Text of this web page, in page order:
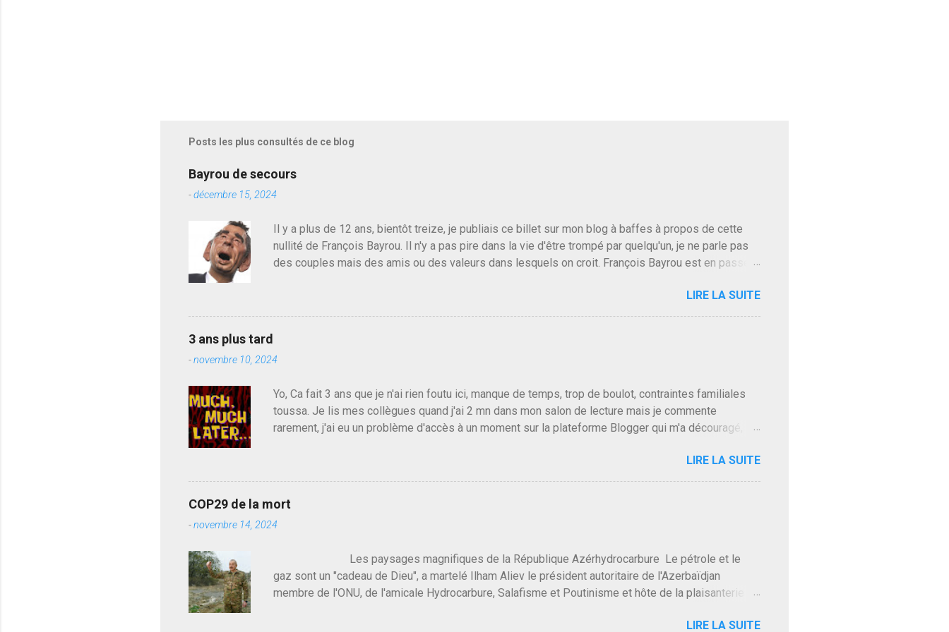
Posts les plus consultés de ce blog
Bayrou de secours
-décembre 15, 2024
Il y a plus de 12 ans, bientôt treize, je publiais ce billet sur mon blog à baffes à propos de cette
nullité de François Bayrou. Il n'y a pas pire dans la vie d'être trompé par quelqu'un, je ne parle pas
des couples mais des amis ou des valeurs dans lesquels on croit. François Bayrou est en passe
déjà le candidat de la droite molle plus proche de Sarkozy que de Hollande, sinon il serait candidat
du centre de la gauche molle mais quand on écoutait ses discours critiques presque sincères
de l'Assemblée ou du Sénat. Ou assister au débarquement des américains en Normandie. Bayrou
LIRE LA SUITE
3 ans plus tard
-novembre 10, 2024
Yo, Ca fait 3 ans que je n'ai rien foutu ici, manque de temps, trop de boulot, contraintes familiales
toussa. Je lis mes collègues quand j'ai 2 mn dans mon salon de lecture mais je commente
rarement, j'ai eu un problème d'accès à un moment sur la plateforme Blogger qui m'a découragé,
pouvoir, Vlad Poutine qui a déclaré la guerre à l'Europe via l'Ukraine reçoit des troupes de Kim Mes
Couilles Un, Les islamistes de la religion de paix et d'amour déclenchent l'intifada mondiale après
demandait pas plus sont un tantinet excessif . Quelque part je ne peux pas franchement lui en
vouloir, quand un attentat touche ton pays avec 1700 morts, tu as envie d'exploser la gueule de
LIRE LA SUITE
COP29 de la mort
-novembre 14, 2024
Les paysages magnifiques de la République Azérhydrocarbure Le pétrole et le
gaz sont un "cadeau de Dieu", a martelé Ilham Aliev le président autoritaire de l'Azerbaïdjan
membre de l'ONU, de l'amicale Hydrocarbure, Salafisme et Poutinisme et hôte de la plaisanterie
le mieux c'est d'en crever directement. On pourrait en rire mais ce dictateur d'une autre époque est
LIRE LA SUITE